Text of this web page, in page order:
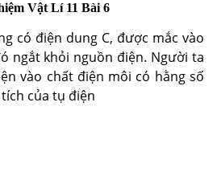
Vật Lí 11 Bài 6
có điện dung C, được mắc vào
ngắt khỏi nguồn điện. Người ta
vào chất điện môi có hằng số
của tụ điện